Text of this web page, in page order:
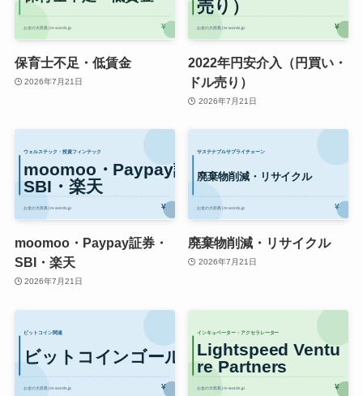
保育士不足・低賃金
2026年7月21日
2022年円安介入（円買い・
ドル売り）
2026年7月21日
moomoo・Paypay証券・
SBI・楽天
2026年7月21日
廃棄物削減・リサイクル
2026年7月21日